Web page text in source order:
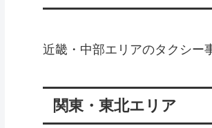
近畿・中部エリアのタクシー
関東・東北エリア